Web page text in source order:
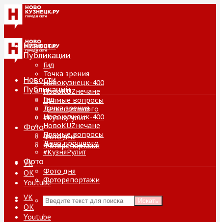
Новости
Публикации
Гид
Точка зрения
Новокузнецк-400
НовоKUZнечане
Прямые вопросы
Дело прошлого
#КузняРулит
Фото
Фото дня
Фоторепортажи
VK
ОК
Youtube
Искать
Новости
Публикации
Гид
Точка зрения
Новокузнецк-400
НовоKUZнечане
Прямые вопросы
Дело прошлого
#КузняРулит
Фото
Фото дня
Фоторепортажи
VK
ОК
Youtube